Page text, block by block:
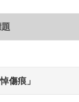
傷痕」